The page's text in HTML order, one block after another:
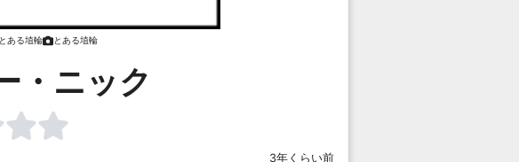
ある埴輪 とある埴輪
・ニック
3年くらい前